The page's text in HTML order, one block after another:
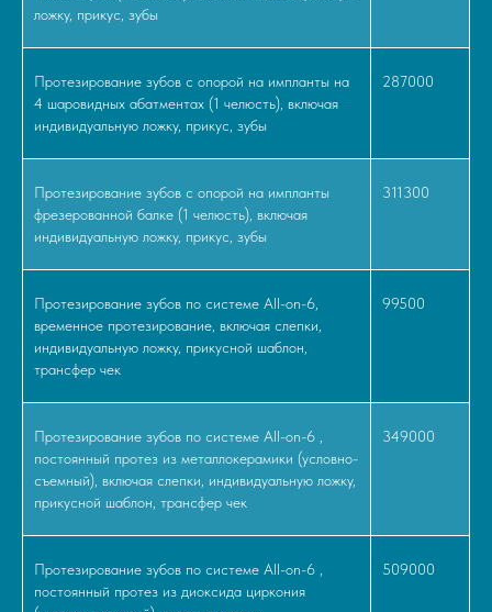
ложку, прикус, зубы
Протезирование зубов с опорой на импланты на
4 шаровидных абатментах (1 челюсть), включая
индивидуальную ложку, прикус, зубы
287000
Протезирование зубов с опорой на импланты
фрезерованной балке (1 челюсть), включая
индивидуальную ложку, прикус, зубы
311300
Протезирование зубов по системе All-on-6,
временное протезирование, включая слепки,
индивидуальную ложку, прикусной шаблон,
трансфер чек
99500
Протезирование зубов по системе All-on-6 ,
постоянный протез из металлокерамики (условно-
съемный), включая слепки, индивидуальную ложку,
прикусной шаблон, трансфер чек
349000
Протезирование зубов по системе All-on-6 ,
постоянный протез из диоксида циркония
509000